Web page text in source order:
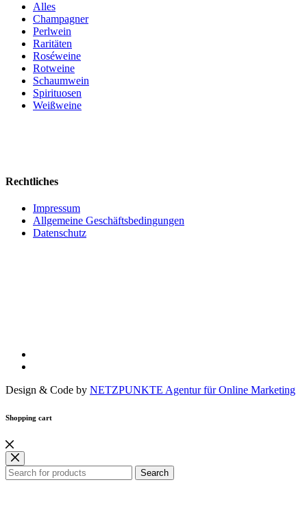
Alles
Champagner
Perlwein
Raritäten
Roséweine
Rotweine
Schaumwein
Spirituosen
Weißweine
Rechtliches
Impressum
Allgemeine Geschäftsbedingungen
Datenschutz
Design & Code by NETZPUNKTE Agentur für Online Marketing
Shopping cart
Search